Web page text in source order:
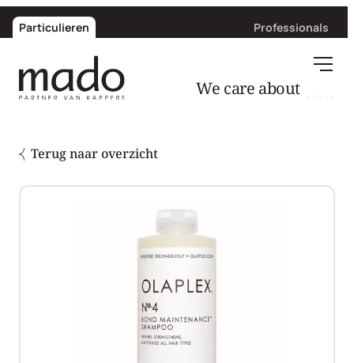
Particulieren Professionals
We care about
Terug naar overzicht